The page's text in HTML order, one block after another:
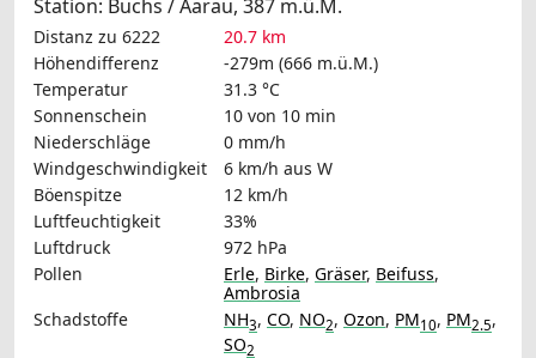
Station: Buchs / Aarau, 387 m.ü.M.
Distanz zu 6222
20.7 km
Höhendifferenz
-279m (666 m.ü.M.)
Temperatur
31.3 °C
Sonnenschein
10 von 10 min
Niederschläge
0 mm/h
Windgeschwindigkeit
6 km/h aus W
Böenspitze
12 km/h
Luftfeuchtigkeit
33%
Luftdruck
972 hPa
Pollen
Erle, Birke, Gräser, Beifuss,
Ambrosia
Schadstoffe
NH3, CO, NO2, Ozon, PM10, PM2.5,
SO2